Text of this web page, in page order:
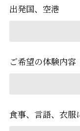
出発国、空港
ご希望の体験内容
食事、言語、衣服